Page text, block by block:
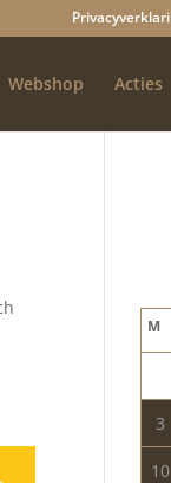
Webshop Acties
M
3
10